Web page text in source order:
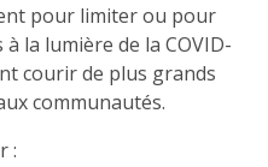
pour limiter ou pour
la lumière de la COVID-
courir de plus grands
communautés.
: